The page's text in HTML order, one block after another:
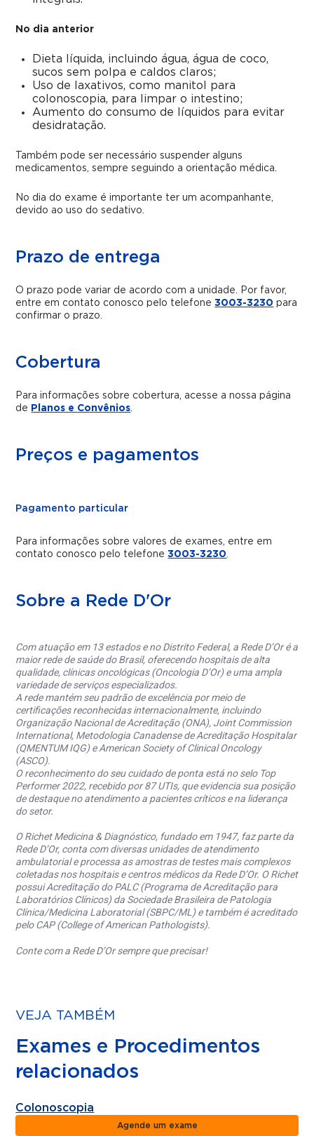
No dia anterior
Dieta líquida, incluindo água, água de coco,
sucos sem polpa e caldos claros;
Uso de laxativos, como manitol para
colonoscopia, para limpar o intestino;
Aumento do consumo de líquidos para evitar
desidratação.
Também pode ser necessário suspender alguns
medicamentos, sempre seguindo a orientação médica.
No dia do exame é importante ter um acompanhante,
devido ao uso do sedativo.
Prazo de entrega
O prazo pode variar de acordo com a unidade. Por favor,
entre em contato conosco pelo telefone3003-3230 para
confirmar o prazo.
Cobertura
Para informações sobre cobertura, acesse a nossa página
de Planos e Convênios.
Preços e pagamentos
Pagamento particular
Para informações sobre valores de exames, entre em
contato conosco pelo telefone3003-3230.
Sobre a Rede D'Or
Com atuação em 13 estados e no Distrito Federal, a Rede D’Or é a
maior rede de saúde do Brasil, oferecendo hospitais de alta
qualidade, clínicas oncológicas (Oncologia D’Or) e uma ampla
variedade de serviços especializados.
A rede mantém seu padrão de excelência por meio de
certificações reconhecidas internacionalmente, incluindo
Organização Nacional de Acreditação (ONA), Joint Commission
International, Metodologia Canadense de Acreditação Hospitalar
(QMENTUM IQG) e American Society of Clinical Oncology
(ASCO).
O reconhecimento do seu cuidado de ponta está no selo Top
Performer 2022, recebido por 87 UTIs, que evidencia sua posição
de destaque no atendimento a pacientes críticos e na liderança
do setor.
O Richet Medicina & Diagnóstico, fundado em 1947, faz parte da
Rede D’Or, conta com diversas unidades de atendimento
ambulatorial e processa as amostras de testes mais complexos
coletadas nos hospitais e centros médicos da Rede D’Or. O Richet
possui Acreditação do PALC (Programa de Acreditação para
Laboratórios Clínicos) da Sociedade Brasileira de Patologia
Clínica/Medicina Laboratorial (SBPC/ML) e também é acreditado
pelo CAP (College of American Pathologists).
Conte com a Rede D’Or sempre que precisar!
VEJA TAMBÉM
Exames e Procedimentos
relacionados
Colonoscopia
Agende um exame